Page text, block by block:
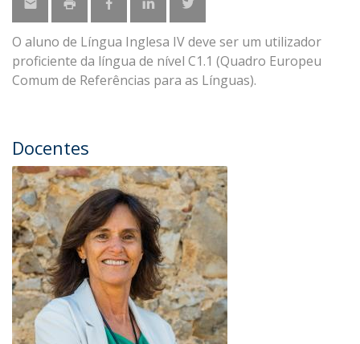
O aluno de Língua Inglesa IV deve ser um utilizador
proficiente da língua de nível C1.1 (Quadro Europeu
Comum de Referências para as Línguas).
Docentes